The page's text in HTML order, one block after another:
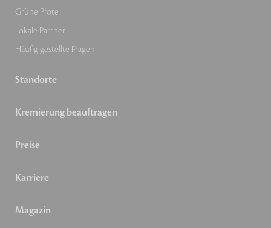
Grüne Pfote
Lokale Partner
Häufig gestellte Fragen
Standorte
Kremierung beauftragen
Preise
Karriere
Magazin